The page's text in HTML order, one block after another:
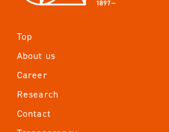
Top
About us
Career
Research
Contact